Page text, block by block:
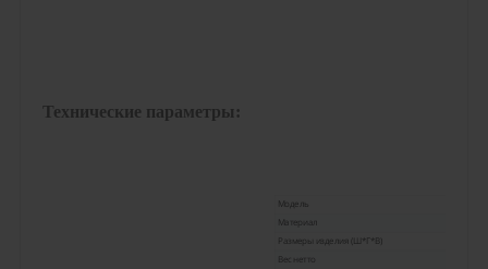
Технические параметры:
Модель
Материал
Размеры изделия (Ш*Г*В)
Вес нетто